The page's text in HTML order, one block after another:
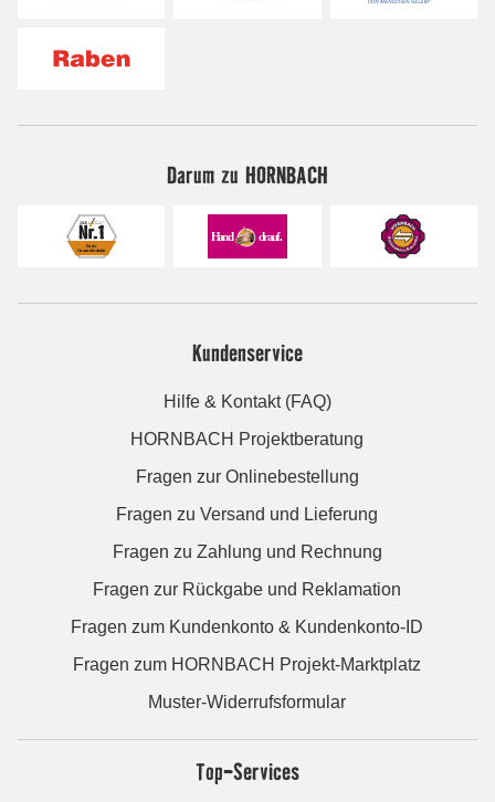
Darum zu HORNBACH
Kundenservice
Hilfe & Kontakt (FAQ)
HORNBACH Projektberatung
Fragen zur Onlinebestellung
Fragen zu Versand und Lieferung
Fragen zu Zahlung und Rechnung
Fragen zur Rückgabe und Reklamation
Fragen zum Kundenkonto & Kundenkonto-ID
Fragen zum HORNBACH Projekt-Marktplatz
Muster-Widerrufsformular
Top-Services